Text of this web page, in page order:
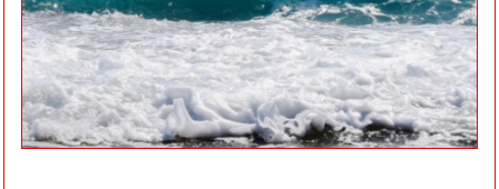
het fundament